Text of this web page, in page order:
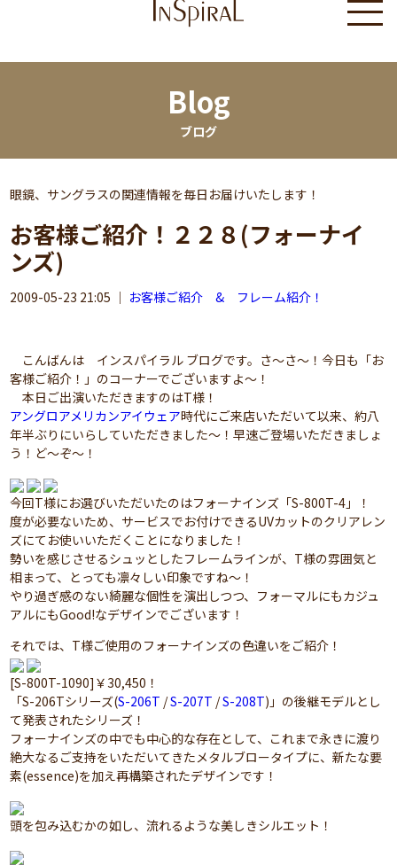
Blog
ブログ
眼鏡、サングラスの関連情報を毎日お届けいたします！
お客様ご紹介！２２８(フォーナイ
ンズ)
2009-05-23 21:05 ｜ お客様ご紹介 & フレーム紹介！
こんばんは インスパイラル ブログです。さ～さ～！今日も「お
客様ご紹介！」のコーナーでございますよ～！
本日ご出演いただきますのはT様！
アングロアメリカンアイウェア時代にご来店いただいて以来、約八
年半ぶりにいらしていただきました～！早速ご登場いただきましょ
う！ど～ぞ～！
今回T様にお選びいただいたのはフォーナインズ「S-800T-4」！
度が必要ないため、サービスでお付けできるUVカットのクリアレン
ズにてお使いいただくことになりました！
勢いを感じさせるシュッとしたフレームラインが、T様の雰囲気と
相まって、とっても凛々しい印象ですね～！
やり過ぎ感のない綺麗な個性を演出しつつ、フォーマルにもカジュ
アルにもGood!なデザインでございます！
それでは、T様ご使用のフォーナインズの色違いをご紹介！
[S-800T-1090]￥30,450！
「S-206Tシリーズ(S-206T /S-207T /S-208T)」の後継モデルとし
て発表されたシリーズ！
フォーナインズの中でも中心的な存在として、これまで永きに渡り
絶大なるご支持をいただいてきたメタルブロータイプに、新たな要
素(essence)を加え再構築されたデザインです！
頭を包み込むかの如し、流れるような美しきシルエット！